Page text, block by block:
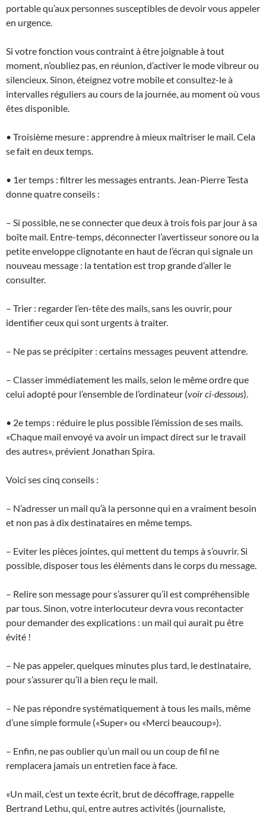
portable qu’aux personnes susceptibles de devoir vous appeler
en urgence.
Si votre fonction vous contraint à être joignable à tout
moment, n’oubliez pas, en réunion, d’activer le mode vibreur ou
silencieux. Sinon, éteignez votre mobile et consultez-le à
intervalles réguliers au cours de la journée, au moment où vous
êtes disponible.
• Troisième mesure : apprendre à mieux maîtriser le mail. Cela
se fait en deux temps.
• 1er temps : filtrer les messages entrants. Jean-Pierre Testa
donne quatre conseils :
– Si possible, ne se connecter que deux à trois fois par jour à sa
boîte mail. Entre-temps, déconnecter l’avertisseur sonore ou la
petite enveloppe clignotante en haut de l’écran qui signale un
nouveau message : la tentation est trop grande d’aller le
consulter.
– Trier : regarder l’en-tête des mails, sans les ouvrir, pour
identifier ceux qui sont urgents à traiter.
– Ne pas se précipiter : certains messages peuvent attendre.
– Classer immédiatement les mails, selon le même ordre que
celui adopté pour l’ensemble de l’ordinateur (voir ci-dessous).
• 2e temps : réduire le plus possible l’émission de ses mails.
«Chaque mail envoyé va avoir un impact direct sur le travail
des autres», prévient Jonathan Spira.
Voici ses cinq conseils :
– N’adresser un mail qu’à la personne qui en a vraiment besoin
et non pas à dix destinataires en même temps.
– Eviter les pièces jointes, qui mettent du temps à s’ouvrir. Si
possible, disposer tous les éléments dans le corps du message.
– Relire son message pour s’assurer qu’il est compréhensible
par tous. Sinon, votre interlocuteur devra vous recontacter
pour demander des explications : un mail qui aurait pu être
évité !
– Ne pas appeler, quelques minutes plus tard, le destinataire,
pour s’assurer qu’il a bien reçu le mail.
– Ne pas répondre systématiquement à tous les mails, même
d’une simple formule («Super» ou «Merci beaucoup»).
– Enfin, ne pas oublier qu’un mail ou un coup de fil ne
remplacera jamais un entretien face à face.
«Un mail, c’est un texte écrit, brut de décoffrage, rappelle
Bertrand Lethu, qui, entre autres activités (journaliste,